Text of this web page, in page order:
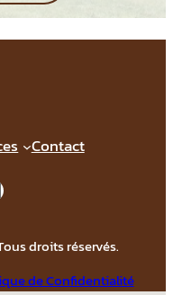
Contact
droits réservés.
de Confidentialité